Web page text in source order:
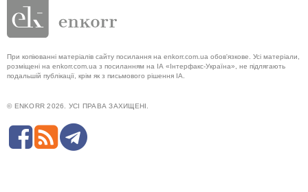
При копіюванні матеріалів сайту посилання на enkorr.com.ua обов'язкове. Усі матеріали,
розміщені на enkorr.com.ua з посиланням на ІА «Інтерфакс-Україна», не підлягають
подальшій публікації, крім як з письмового рішення ІА.
© ENKORR 2026. УСІ ПРАВА ЗАХИЩЕНІ.